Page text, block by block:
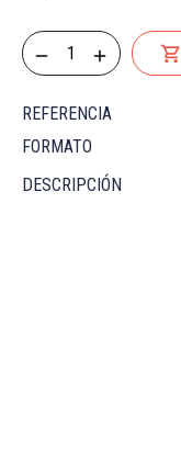

REFERENCIA
FORMATO
DESCRIPCIÓN